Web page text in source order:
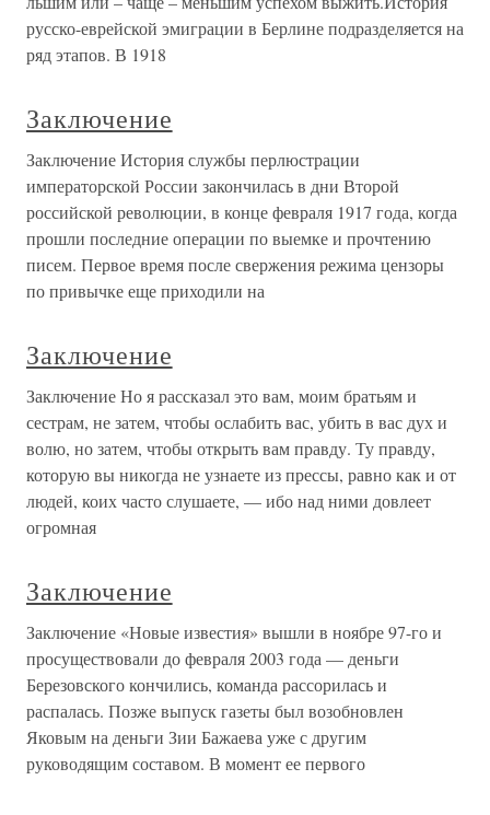
русско-еврейской эмиграции в Берлине подразделяется на
ряд этапов. В 1918
Заключение
Заключение История службы перлюстрации
императорской России закончилась в дни Второй
российской революции, в конце февраля 1917 года, когда
прошли последние операции по выемке и прочтению
писем. Первое время после свержения режима цензоры
по привычке еще приходили на
Заключение
Заключение Но я рассказал это вам, моим братьям и
сестрам, не затем, чтобы ослабить вас, убить в вас дух и
волю, но затем, чтобы открыть вам правду. Ту правду,
которую вы никогда не узнаете из прессы, равно как и от
людей, коих часто слушаете, — ибо над ними довлеет
огромная
Заключение
Заключение «Новые известия» вышли в ноябре 97-го и
просуществовали до февраля 2003 года — деньги
Березовского кончились, команда рассорилась и
распалась. Позже выпуск газеты был возобновлен
Яковым на деньги Зии Бажаева уже с другим
руководящим составом. В момент ее первого